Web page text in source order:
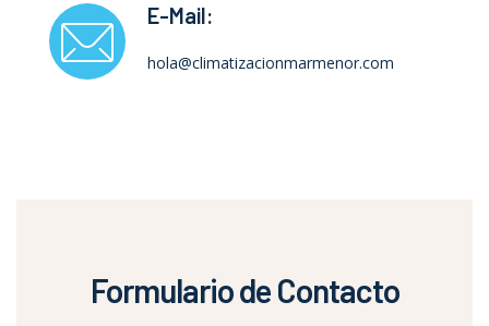
E-Mail:
hola@climatizacionmarmenor.com
Formulario de Contacto